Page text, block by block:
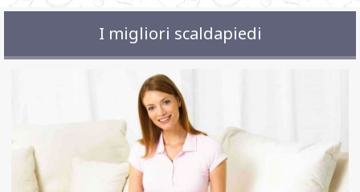
I migliori scaldapiedi